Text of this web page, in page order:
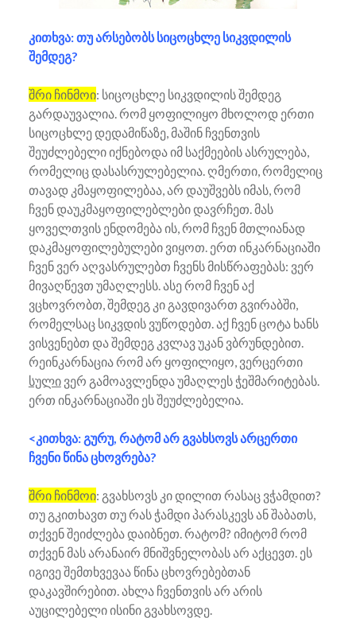
კითხვა: თუ არსებობს სიცოცხლე სიკვდილის
შემდეგ?
შრი ჩინმოი: სიცოცხლე სიკვდილის შემდეგ
გარდაუვალია. რომ ყოფილიყო მხოლოდ ერთი
სიცოცხლე დედამიწაზე, მაშინ ჩვენთვის
შეუძლებელი იქნებოდა იმ საქმეების ასრულება,
რომელიც დასასრულებელია. ღმერთი, რომელიც
თავად კმაყოფილებაა, არ დაუშვებს იმას, რომ
ჩვენ დაუკმაყოფილებლები დავრჩეთ. მას
ყოველთვის ენდომება ის, რომ ჩვენ მთლიანად
დაკმაყოფილებულები ვიყოთ. ერთ ინკარნაციაში
ჩვენ ვერ აღვასრულებთ ჩვენს მისწრაფებას: ვერ
მივაღწევთ უმაღლესს. ასე რომ ჩვენ აქ
ვცხოვრობთ, შემდეგ კი გავდივართ გვირაბში,
რომელსაც სიკვდის ვუწოდებთ. აქ ჩვენ ცოტა ხანს
ვისვენებთ და შემდეგ კვლავ უკან ვბრუნდებით.
რეინკარნაცია რომ არ ყოფილიყო, ვერცერთი
სულივერ გამოავლენდა უმაღლეს ჭეშმარიტებას.
ერთ ინკარნაციაში ეს შეუძლებელია.
<კითხვა: გურუ, რატომ არ გვახსოვს არცერთი
ჩვენი წინა ცხოვრება?
შრი ჩინმოი: გვახსოვს კი დილით რასაც ვჭამდით?
თუ გკითხავთ თუ რას ჭამდი პარასკევს ან შაბათს,
თქვენ შეიძლება დაიბნეთ. რატომ? იმიტომ რომ
თქვენ მას არანაირ მნიშვნელობას არ აქცევთ. ეს
იგივე შემთხვევაა წინა ცხოვრებებთან
დაკავშირებით. ახლა ჩვენთვის არ არის
აუცილებელი ისინი გვახსოვდე.